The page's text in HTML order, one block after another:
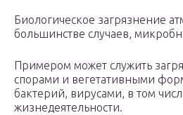
Биологическое загрязнение
большинстве случаев,
Примером может служить
спорами и вегетативными
бактерий, вирусами, в том
жизнедеятельности.